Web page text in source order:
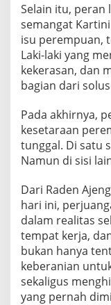
Selain itu, peran
semangat
isu perempuan,
Laki-laki yang
kekerasan, dan
bagian dari
Pada akhirnya,
kesetaraan
tunggal. Di satu
Namun di sisi
Dari Raden
hari ini,
dalam realitas
tempat kerja,
bukan hanya
keberanian
sekaligus
yang pernah